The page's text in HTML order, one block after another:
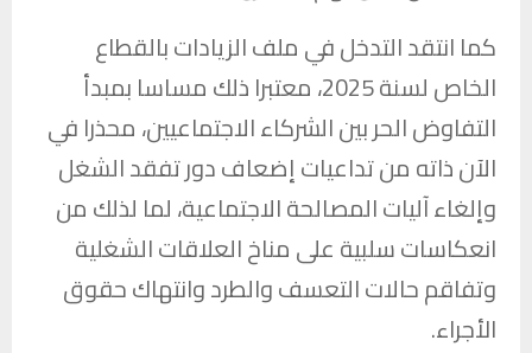
كما انتقد التدخل في ملف الزيادات بالقطاع
الخاص لسنة 2025، معتبرا ذلك مساسا بمبدأ
التفاوض الحر بين الشركاء الاجتماعيين، محذرا في
الآن ذاته من تداعيات إضعاف دور تفقد الشغل
وإلغاء آليات المصالحة الاجتماعية، لما لذلك من
انعكاسات سلبية على مناخ العلاقات الشغلية
وتفاقم حالات التعسف والطرد وانتهاك حقوق
الأجراء.